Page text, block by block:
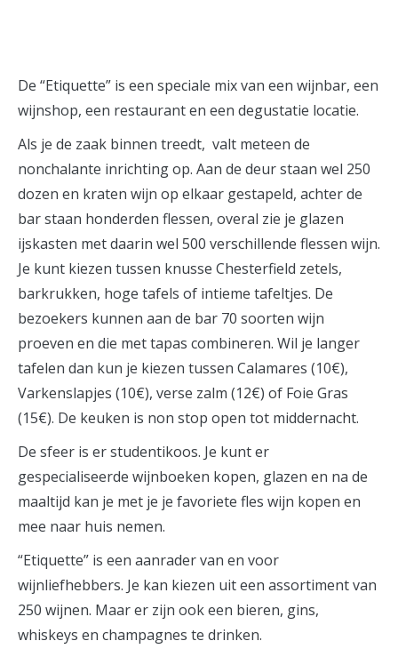
De “Etiquette” is een speciale mix van een wijnbar, een
wijnshop, een restaurant en een degustatie locatie.
Als je de zaak binnen treedt, valt meteen de
nonchalante inrichting op. Aan de deur staan wel 250
dozen en kraten wijn op elkaar gestapeld, achter de
bar staan honderden flessen, overal zie je glazen
ijskasten met daarin wel 500 verschillende flessen wijn.
Je kunt kiezen tussen knusse Chesterfield zetels,
barkrukken, hoge tafels of intieme tafeltjes. De
bezoekers kunnen aan de bar 70 soorten wijn
proeven en die met tapas combineren. Wil je langer
tafelen dan kun je kiezen tussen Calamares (10€),
Varkenslapjes (10€), verse zalm (12€) of Foie Gras
(15€). De keuken is non stop open tot middernacht.
De sfeer is er studentikoos. Je kunt er
gespecialiseerde wijnboeken kopen, glazen en na de
maaltijd kan je met je je favoriete fles wijn kopen en
mee naar huis nemen.
“Etiquette” is een aanrader van en voor
wijnliefhebbers. Je kan kiezen uit een assortiment van
250 wijnen. Maar er zijn ook een bieren, gins,
whiskeys en champagnes te drinken.